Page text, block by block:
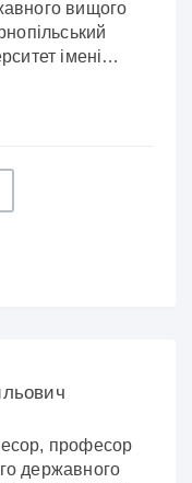
вищого
імені…
професор
державного